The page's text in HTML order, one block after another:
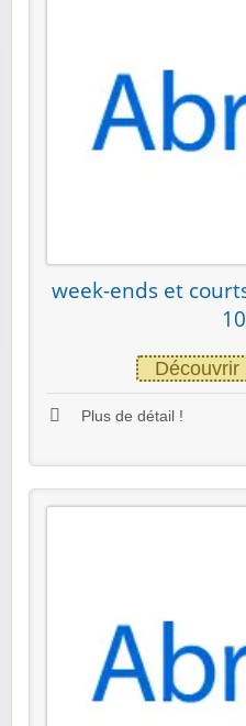
week-ends et
Découvrir
Plus de détail !